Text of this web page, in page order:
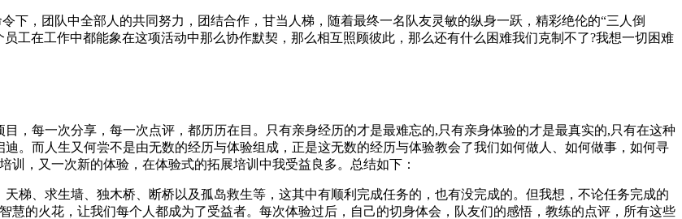
下，团队中全部人的共同努力，团结合作，甘当人梯，随着最终一名队友灵敏的纵身一跃，精彩绝伦的“三人倒
工在工作中都能象在这项活动中那么协作默契，那么相互照顾彼此，那么还有什么困难我们克制不了?我想一切困难
，每一次分享，每一次点评，都历历在目。只有亲身经历的才是最难忘的,只有亲身体验的才是最真实的,只有在这种
。而人生又何尝不是由无数的经历与体验组成，正是这无数的经历与体验教会了我们如何做人、如何做事，如何寻
，又一次新的体验，在体验式的拓展培训中我受益良多。总结如下：
梯、求生墙、独木桥、断桥以及孤岛救生等，这其中有顺利完成任务的，也有没完成的。但我想，不论任务完成的
的火花，让我们每个人都成为了受益者。每次体验过后，自己的切身体会，队友们的感悟，教练的点评，所有这些